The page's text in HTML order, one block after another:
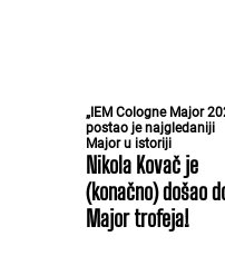
„IEM Cologne Major
postao je najgledaniji
Major u istoriji
Nikola Kovač je
(konačno) došao
Major trofeja!